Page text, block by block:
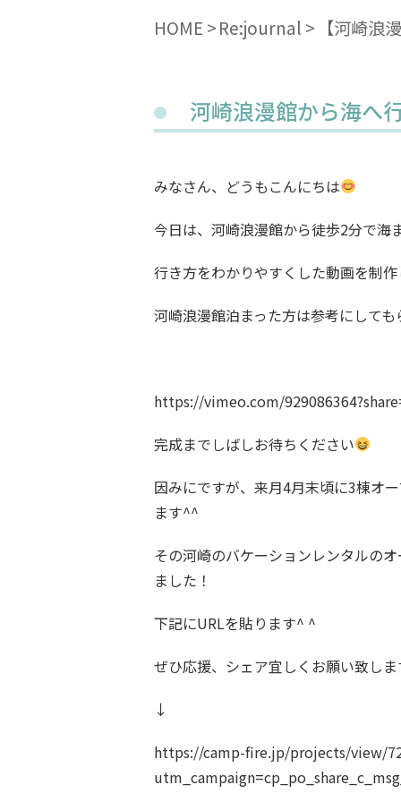
HOME Re:journal 【河崎浪
河崎浪漫館から海へ
みなさん、どうもこんにちは
今日は、河崎浪漫館から徒歩2分で海
行き方をわかりやすくした動画を制
河崎浪漫館泊まった方は参考にして
https://vimeo.com/
完成までしばしお待ちください
因みにですが、来月4月末頃に3棟オ
ます^^
その河崎のバケーションレンタルの
ました！
下記にURLを貼ります^ ^
ぜひ応援、シェア宜しくお願い致し
↓
https://camp-fire.jp/projects/view/